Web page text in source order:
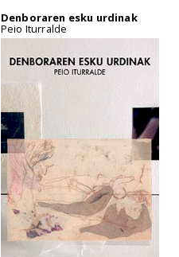
Denboraren esku urdinak
Peio Iturralde